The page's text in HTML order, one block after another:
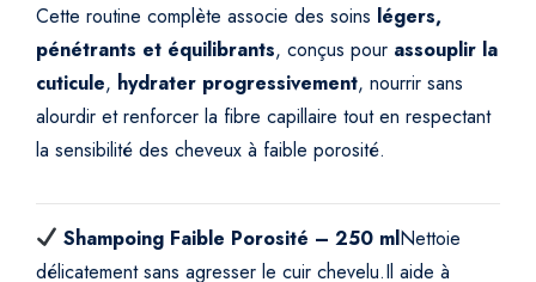
é
g
è
r
e
N
u
t
Cette routine complète associe des soins légers,
pénétrants et équilibrants, conçus pour assouplir la
cuticule, hydrater progressivement, nourrir sans
alourdir et renforcer la fibre capillaire tout en respectant
la sensibilité des cheveux à faible porosité.
Shampoing Faible Porosité – 250 mlNettoie
délicatement sans agresser le cuir chevelu.Il aide à